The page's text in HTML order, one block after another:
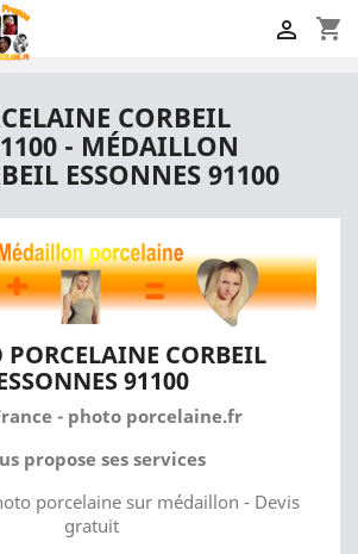
shopping_cart

CORBEIL
- MÉDAILLON
ESSONNES 91100
PORCELAINE CORBEIL
91100
- photo porcelaine.fr
propose ses services
porcelaine sur médaillon - Devis
gratuit